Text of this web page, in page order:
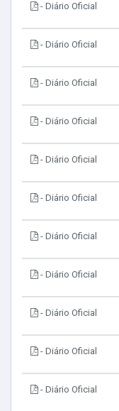
- Diário Oficial
- Diário Oficial
- Diário Oficial
- Diário Oficial
- Diário Oficial
- Diário Oficial
- Diário Oficial
- Diário Oficial
- Diário Oficial
- Diário Oficial
- Diário Oficial